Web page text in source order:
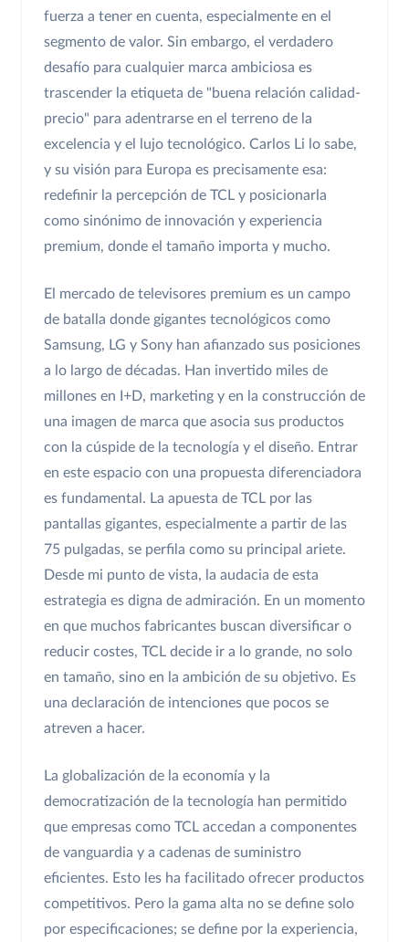
fuerza a tener en cuenta, especialmente en el
segmento de valor. Sin embargo, el verdadero
desafío para cualquier marca ambiciosa es
trascender la etiqueta de "buena relación calidad-
precio" para adentrarse en el terreno de la
excelencia y el lujo tecnológico. Carlos Li lo sabe,
y su visión para Europa es precisamente esa:
redefinir la percepción de TCL y posicionarla
como sinónimo de innovación y experiencia
premium, donde el tamaño importa y mucho.
El mercado de televisores premium es un campo
de batalla donde gigantes tecnológicos como
Samsung, LG y Sony han afianzado sus posiciones
a lo largo de décadas. Han invertido miles de
millones en I+D, marketing y en la construcción de
una imagen de marca que asocia sus productos
con la cúspide de la tecnología y el diseño. Entrar
en este espacio con una propuesta diferenciadora
es fundamental. La apuesta de TCL por las
pantallas gigantes, especialmente a partir de las
75 pulgadas, se perfila como su principal ariete.
Desde mi punto de vista, la audacia de esta
estrategia es digna de admiración. En un momento
en que muchos fabricantes buscan diversificar o
reducir costes, TCL decide ir a lo grande, no solo
en tamaño, sino en la ambición de su objetivo. Es
una declaración de intenciones que pocos se
atreven a hacer.
La globalización de la economía y la
democratización de la tecnología han permitido
que empresas como TCL accedan a componentes
de vanguardia y a cadenas de suministro
eficientes. Esto les ha facilitado ofrecer productos
competitivos. Pero la gama alta no se define solo
por especificaciones; se define por la experiencia,